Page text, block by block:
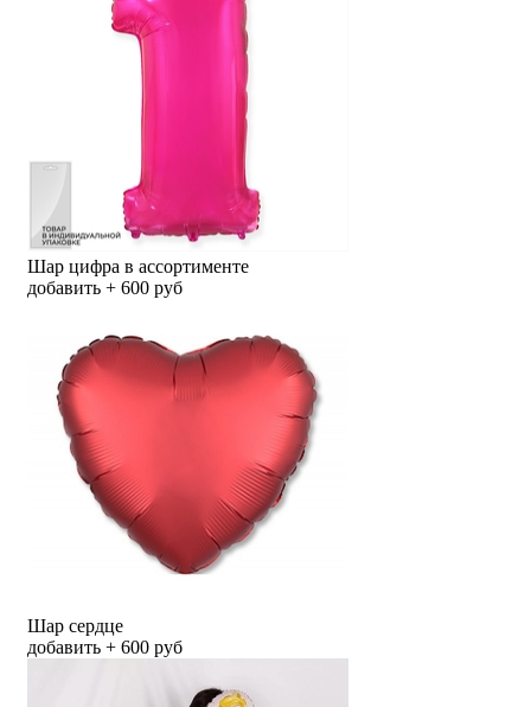
Шар цифра в ассортименте
добавить + 600 руб
Шар сердце
добавить + 600 руб